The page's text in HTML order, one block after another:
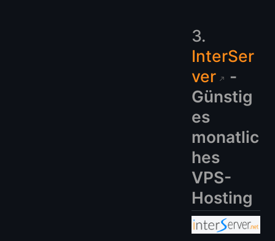
3.
InterSer
ver
-
Günstig
es
monatlic
hes
VPS-
Hosting